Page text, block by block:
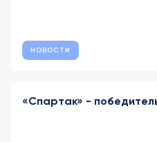
НОВОСТИ
«Спартак» -